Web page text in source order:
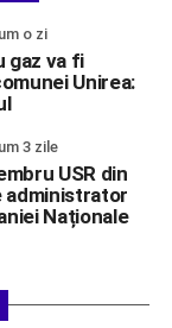
o zi
gaz va fi
Unirea:
3 zile
USR din
administrator
Naționale